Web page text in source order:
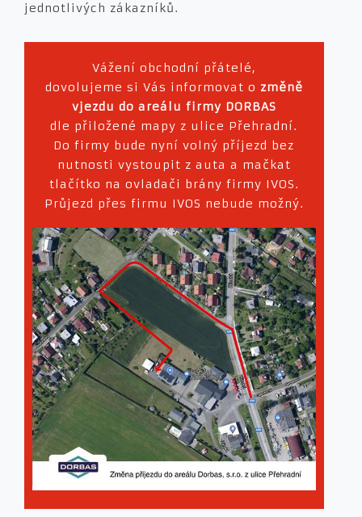
jednotlivých zákazníků.
Vážení obchodní přátelé,
dovolujeme si Vás informovat o změně
vjezdu do areálu firmy DORBAS
dle přiložené mapy z ulice Přehradní.
Do firmy bude nyní volný příjezd bez
nutnosti vystoupit z auta a mačkat
tlačítko na ovladači brány firmy IVOS.
Průjezd přes firmu IVOS nebude možný.